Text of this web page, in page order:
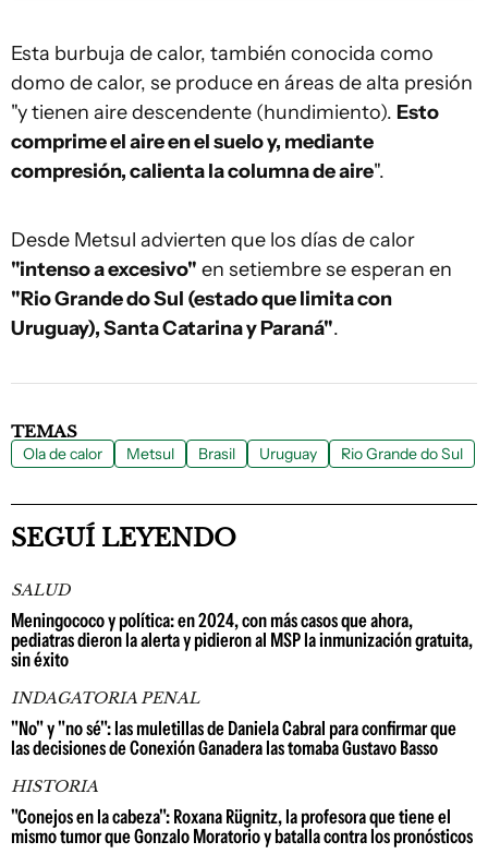
Esta burbuja de calor, también conocida como
domo de calor, se produce en áreas de alta presión
"y tienen aire descendente (hundimiento). Esto
comprime el aire en el suelo y, mediante
compresión, calienta la columna de aire".
Desde Metsul advierten que los días de calor
"intenso a excesivo" en setiembre se esperan en
"Rio Grande do Sul (estado que limita con
Uruguay), Santa Catarina y Paraná".
TEMAS
Ola de calor Metsul Brasil Uruguay Rio Grande do Sul
SEGUÍ LEYENDO
SALUD
Meningococo y política: en 2024, con más casos que ahora,
pediatras dieron la alerta y pidieron al MSP la inmunización gratuita,
sin éxito
INDAGATORIA PENAL
"No" y "no sé": las muletillas de Daniela Cabral para confirmar que
las decisiones de Conexión Ganadera las tomaba Gustavo Basso
HISTORIA
"Conejos en la cabeza": Roxana Rügnitz, la profesora que tiene el
mismo tumor que Gonzalo Moratorio y batalla contra los pronósticos